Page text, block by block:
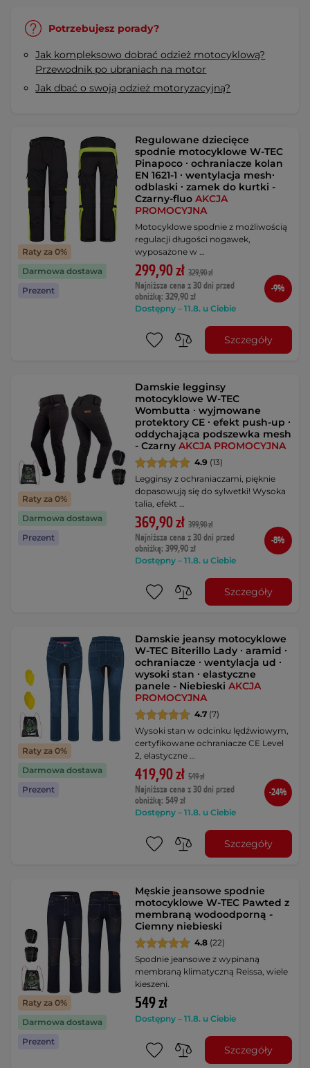
Potrzebujesz porady?
Jak kompleksowo dobrać odzież motocyklową?
Przewodnik po ubraniach na motor
Jak dbać o swoją odzież motoryzacyjną?
Raty za 0%
Darmowa dostawa
Prezent
Regulowane dziecięce
spodnie motocyklowe W-TEC
Pinapoco ∙ ochraniacze kolan
EN 1621-1 ∙ wentylacja mesh∙
odblaski ∙ zamek do kurtki -
Czarny-fluoAKCJA
PROMOCYJNA
Motocyklowe spodnie z możliwością
regulacji długości nogawek,
wyposażone w …
299,90 zł 329,90 zł
Najniższa cena z 30 dni przed
obniżką: 329,90 zł
Dostępny – 11.8. u Ciebie
-9%
Szczegóły
Raty za 0%
Darmowa dostawa
Prezent
Damskie legginsy
motocyklowe W-TEC
Wombutta ∙ wyjmowane
protektory CE ∙ efekt push-up ∙
oddychająca podszewka mesh
- CzarnyAKCJA PROMOCYJNA
4.9 (13)
Legginsy z ochraniaczami, pięknie
dopasowują się do sylwetki! Wysoka
talia, efekt …
369,90 zł 399,90 zł
Najniższa cena z 30 dni przed
obniżką: 399,90 zł
Dostępny – 11.8. u Ciebie
-8%
Szczegóły
Raty za 0%
Darmowa dostawa
Prezent
Damskie jeansy motocyklowe
W-TEC Biterillo Lady ∙ aramid ∙
ochraniacze ∙ wentylacja ud ∙
wysoki stan ∙ elastyczne
panele - NiebieskiAKCJA
PROMOCYJNA
4.7 (7)
Wysoki stan w odcinku lędźwiowym,
certyfikowane ochraniacze CE Level
2, elastyczne …
419,90 zł 549 zł
Najniższa cena z 30 dni przed
obniżką: 549 zł
Dostępny – 11.8. u Ciebie
-24%
Szczegóły
Raty za 0%
Darmowa dostawa
Prezent
Męskie jeansowe spodnie
motocyklowe W-TEC Pawted z
membraną wodoodporną -
Ciemny niebieski
4.8 (22)
Spodnie jeansowe z wypinaną
membraną klimatyczną Reissa, wiele
kieszeni.
549 zł
Dostępny – 11.8. u Ciebie
Szczegóły